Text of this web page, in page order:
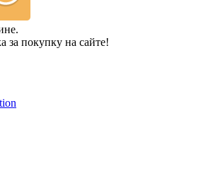
за покупку на сайте!